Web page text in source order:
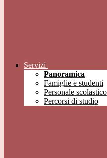
Servizi
Panoramica
Famiglie e studenti
Personale scolastico
Percorsi di studio